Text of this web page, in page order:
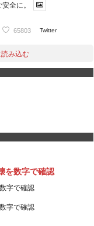
全に。
65803 Twitter
み込む
を数字で確認
字で確認
字で確認